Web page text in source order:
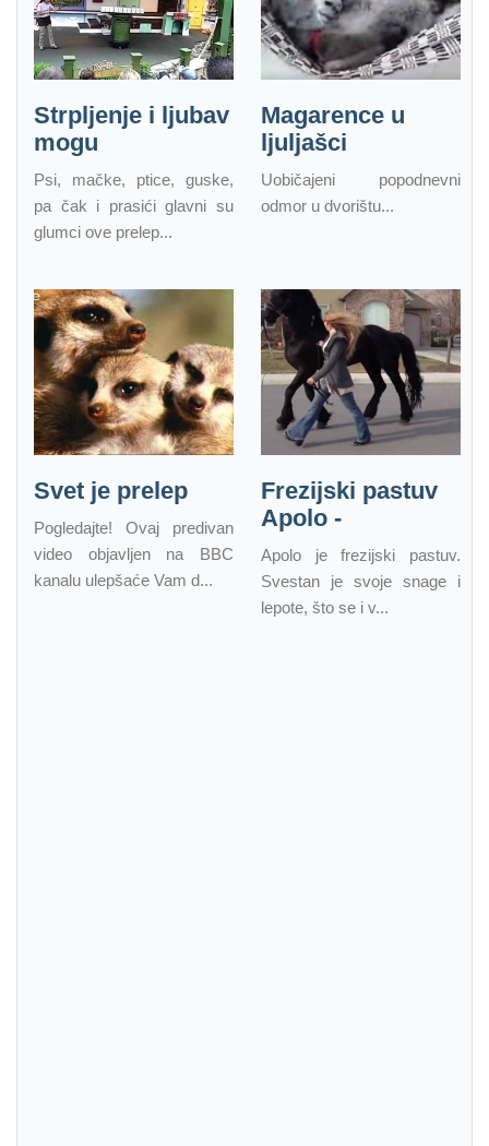
Strpljenje i ljubav
mogu
Psi, mačke, ptice, guske,
pa čak i prasići glavni su
glumci ove prelep...
Magarence u
ljuljašci
Uobičajeni popodnevni
odmor u dvorištu...
Svet je prelep
Pogledajte! Ovaj predivan
video objavljen na BBC
kanalu ulepšaće Vam d...
Frezijski pastuv
Apolo -
Apolo je frezijski pastuv.
Svestan je svoje snage i
lepote, što se i v...